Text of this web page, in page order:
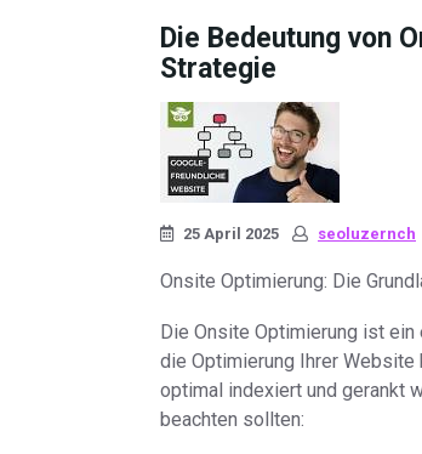
Die Bedeutung von
Strategie
25 April 2025 seoluzernch
Onsite Optimierung: Die
Die Onsite Optimierung ist
die Optimierung Ihrer
optimal indexiert und gerankt
beachten sollten: